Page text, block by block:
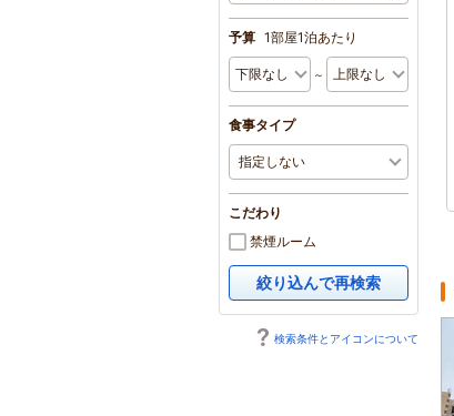
予算 1部屋1泊あたり
～
食事タイプ
こだわり
禁煙ルーム
絞り込んで再検索
検索条件とアイコンについて